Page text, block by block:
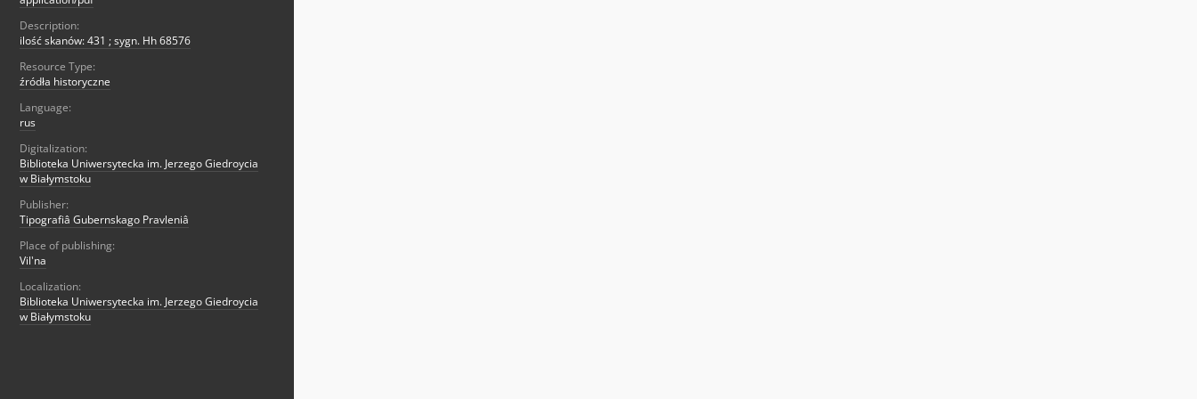
Description:
ilość skanów: 431 ; sygn. Hh 68576
Resource Type:
źródła historyczne
Language:
rus
Digitalization:
Biblioteka Uniwersytecka im. Jerzego Giedroycia
w Białymstoku
Publisher:
Tipografiâ Gubernskago Pravleniâ
Place of publishing:
Vil'na
Localization:
Biblioteka Uniwersytecka im. Jerzego Giedroycia
w Białymstoku